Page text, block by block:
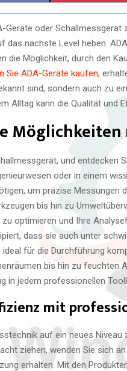
H
A
R
E
O
Geräte oder
das nächste Level heben.
die Möglichkeit, durch den
Sie ADA-Geräte kaufen,
sind, sondern auch zu
Alltag kann die Qualität und
und entdecken
oder in einem
um präzise Messungen
bis hin zu
optimieren und Ihre
dass sie auch unter
für die Durchführung
bis hin zu feuchten
in jedem professionellen
mit
auf ein neues Niveau
ziehen, wenden Sie sich
erhalten. Mit den